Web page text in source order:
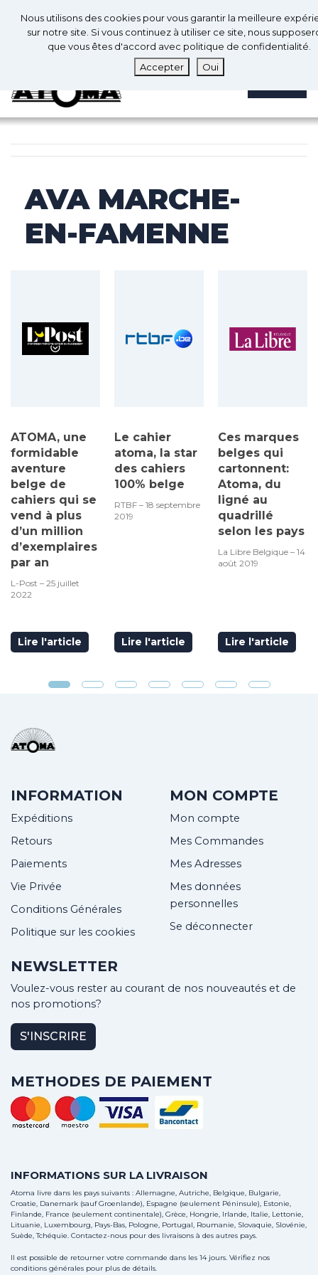
Fr
0 0
AVA MARCHE-
EN-FAMENNE
ATOMA, une
formidable
aventure
belge de
cahiers qui se
vend à plus
d’un million
d’exemplaires
par an
L-Post – 25 juillet
2022
Lire l'article
Le cahier
atoma, la star
des cahiers
100% belge
RTBF – 18 septembre
2019
Lire l'article
Ces marques
belges qui
cartonnent:
Atoma, du
ligné au
quadrillé
selon les pays
La Libre Belgique – 14
août 2019
Lire l'article
INFORMATION
Expéditions
Retours
Paiements
Vie Privée
Conditions Générales
Politique sur les cookies
MON COMPTE
Mon compte
Mes Commandes
Mes Adresses
Mes données
personnelles
Se déconnecter
NEWSLETTER
Voulez-vous rester au courant de nos nouveautés et de
nos promotions?
S'INSCRIRE
METHODES DE PAIEMENT
INFORMATIONS SUR LA LIVRAISON
Atoma livre dans les pays suivants : Allemagne, Autriche, Belgique, Bulgarie,
Croatie, Danemark (sauf Groenlande), Espagne (seulement Péninsule), Estonie,
Finlande, France (seulement continentale), Grèce, Hongrie, Irlande, Italie, Lettonie,
Lituanie, Luxembourg, Pays-Bas, Pologne, Portugal, Roumanie, Slovaquie, Slovénie,
Suède, Tchéquie. Contactez-nous pour des livraisons à des autres pays.
Il est possible de retourner votre commande dans les 14 jours. Vérifiez nos
conditions générales pour plus de détails.
Nous utilisons des cookies pour vous garantir la meilleure
sur notre site. Si vous continuez à utiliser ce site, nous
que vous êtes d'accord avec politique de confidentialité.
Accepter
Oui